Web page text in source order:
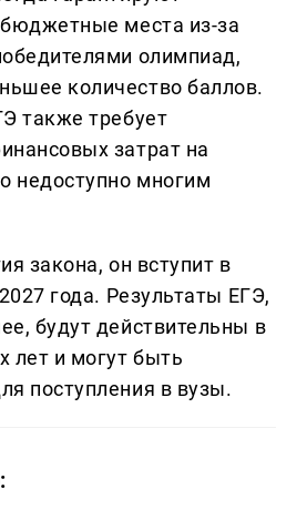
места из-за
олимпиад,
количество баллов.
также требует
затрат на
недоступно многим
закона, он вступит в
года. Результаты ЕГЭ,
будут действительны в
лет и могут быть
поступления в вузы.